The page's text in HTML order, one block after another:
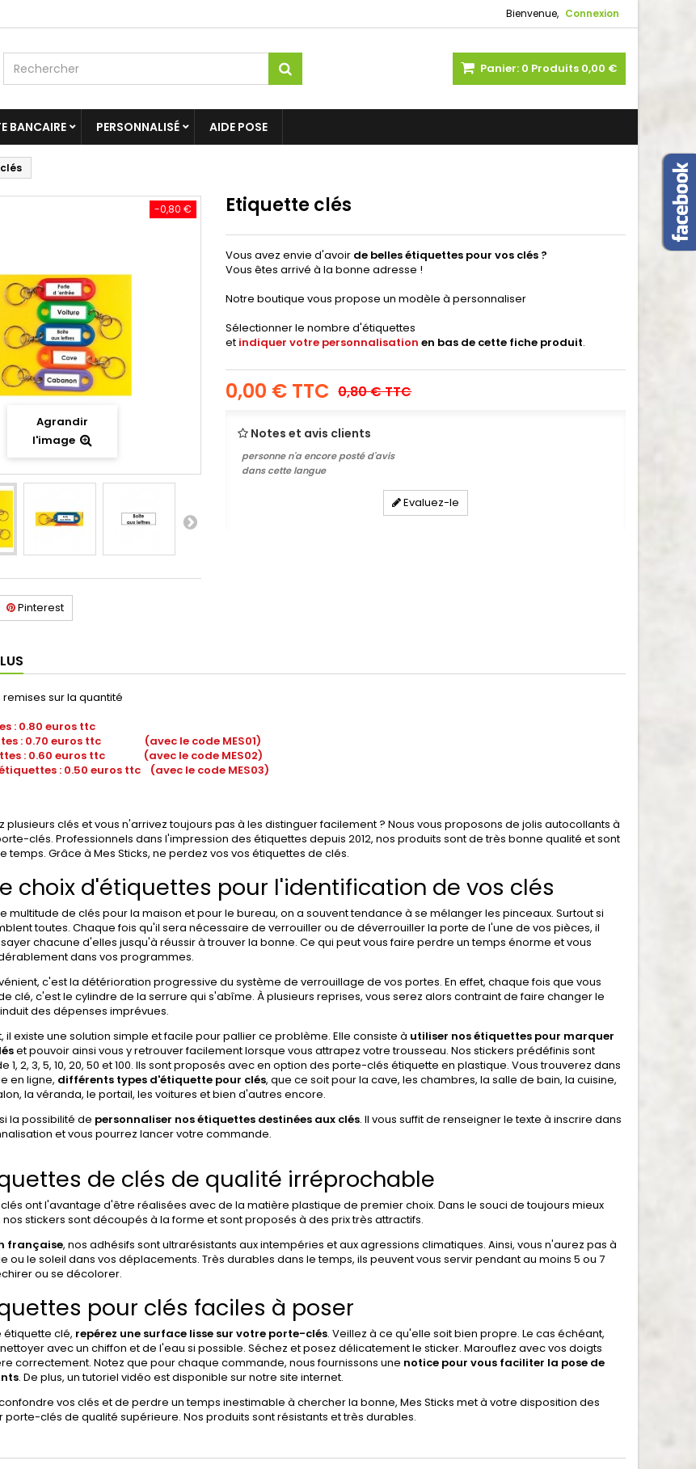
Bienvenue, Connexion
Panier: 0 Produits 0,00 €
BANCAIRE PERSONNALISÉ AIDE POSE
-0,80 €
Agrandir
l'image
Pinterest
Etiquette clés
Vous avez envie d'avoir de belles étiquettes pour vos clés ?
Vous êtes arrivé à la bonne adresse !
Notre boutique vous propose un modèle à personnaliser
Sélectionner le nombre d'étiquettes
et indiquer votre personnalisation en bas de cette fiche produit.
0,00 € TTC 0,80 €TTC
Notes et avis clients
personne n'a encore posté d'avis
dans cette langue
Evaluez-le
sur la quantité
: 0.80 euros ttc
: 0.70 euros ttc (avec le code MES01)
: 0.60 euros ttc (avec le code MES02)
: 0.50 euros ttc (avec le code MES03)
plusieurs clés et vous n'arrivez toujours pas à les distinguer facilement ? Nous vous proposons de jolis autocollants à
clés. Professionnels dans l'impression des étiquettes depuis 2012, nos produits sont de très bonne qualité et sont
temps. Grâce à Mes Sticks, ne perdez vos vos étiquettes de clés.
choix d'étiquettes pour l'identification de vos clés
multitude de clés pour la maison et pour le bureau, on a souvent tendance à se mélanger les pinceaux. Surtout si
toutes. Chaque fois qu'il sera nécessaire de verrouiller ou de déverrouiller la porte de l'une de vos pièces, il
chacune d'elles jusqu'à réussir à trouver la bonne. Ce qui peut vous faire perdre un temps énorme et vous
dans vos programmes.
c'est la détérioration progressive du système de verrouillage de vos portes. En effet, chaque fois que vous
clé, c'est le cylindre de la serrure qui s'abîme. À plusieurs reprises, vous serez alors contraint de faire changer le
des dépenses imprévues.
il existe une solution simple et facile pour pallier ce problème. Elle consiste à utiliser nos étiquettes pour marquer
et pouvoir ainsi vous y retrouver facilement lorsque vous attrapez votre trousseau. Nos stickers prédéfinis sont
1, 2, 3, 5, 10, 20, 50 et 100. Ils sont proposés avec en option des porte-clés étiquette en plastique. Vous trouverez dans
en ligne, différents types d'étiquette pour clés, que ce soit pour la cave, les chambres, la salle de bain, la cuisine,
la véranda, le portail, les voitures et bien d'autres encore.
la possibilité de personnaliser nos étiquettes destinées aux clés. Il vous suffit de renseigner le texte à inscrire dans
et vous pourrez lancer votre commande.
de clés de qualité irréprochable
ont l'avantage d'être réalisées avec de la matière plastique de premier choix. Dans le souci de toujours mieux
nos stickers sont découpés à la forme et sont proposés à des prix très attractifs.
française, nos adhésifs sont ultrarésistants aux intempéries et aux agressions climatiques. Ainsi, vous n'aurez pas à
ou le soleil dans vos déplacements. Très durables dans le temps, ils peuvent vous servir pendant au moins 5 ou 7
ou se décolorer.
pour clés faciles à poser
étiquette clé, repérez une surface lisse sur votre porte-clés. Veillez à ce qu'elle soit bien propre. Le cas échéant,
avec un chiffon et de l'eau si possible. Séchez et posez délicatement le sticker. Marouflez avec vos doigts
correctement. Notez que pour chaque commande, nous fournissons une notice pour vous faciliter la pose de
. De plus, un tutoriel vidéo est disponible sur notre site internet.
vos clés et de perdre un temps inestimable à chercher la bonne, Mes Sticks met à votre disposition des
porte-clés de qualité supérieure. Nos produits sont résistants et très durables.